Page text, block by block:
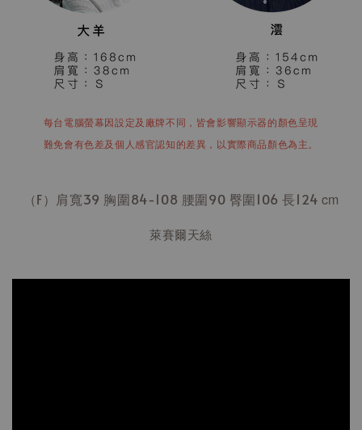
每台電腦螢幕因設定及廠牌不同，皆會影響顯示器的顏色呈現
難免會有色差及個人感官認知的差異，以實際商品顏色為主。
（F）肩寬39 胸圍84-108 腰圍90 臀圍106 長124cm
萊賽爾天絲